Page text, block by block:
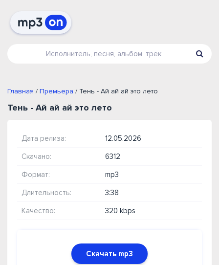
Главная / Премьера / Тень - Ай ай ай это лето
Тень - Ай ай ай это лето
Дата релиза: 12.05.2026
Скачано: 6312
Формат: mp3
Длительность: 3:38
Качество: 320 kbps
Скачать mp3